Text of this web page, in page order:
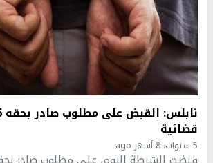
قضائية
5 سنوات، 8 أشهر ago